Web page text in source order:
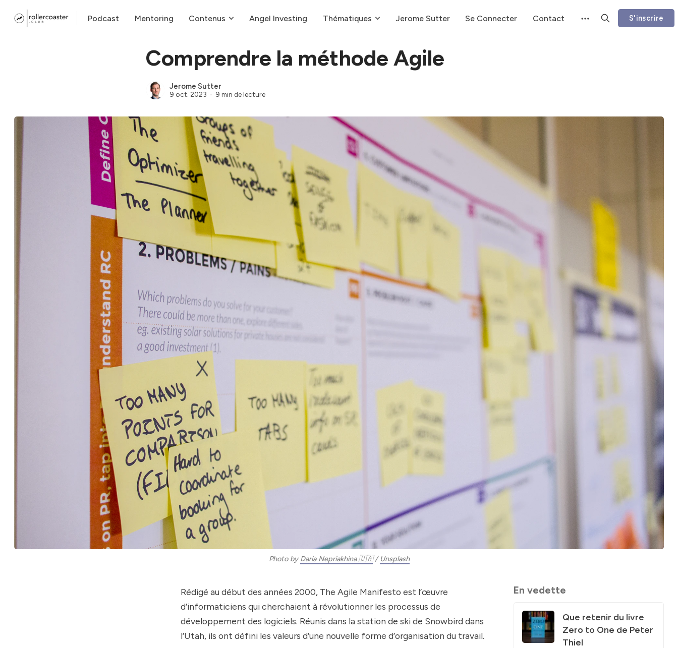
Podcast Mentoring Contenus Angel Investing Thématiques Jerome Sutter Se Connecter Contact S'inscrire
Comprendre la méthode Agile
Jerome Sutter
9 oct. 2023 9 min de lecture
Photo by Daria Nepriakhina 🇺🇦 / Unsplash
Rédigé au début des années 2000, The Agile Manifesto est l’œuvre
d’informaticiens qui cherchaient à révolutionner les processus de
développement des logiciels. Réunis dans la station de ski de Snowbird dans
l’Utah, ils ont défini les valeurs d’une nouvelle forme d’organisation du travail.
En vedette
Que retenir du livre
Zero to One de Peter
Thiel